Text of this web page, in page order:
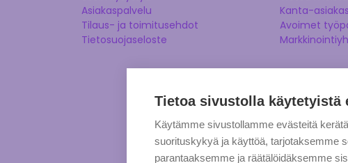
Asiakaspalvelu
Tilaus- ja toimitusehdot
Tietosuojaseloste
Kanta-
Avoimet
Tietoa sivustolla käytetyistä
Käytämme sivustollamme evästeitä
suorituskykyä ja käyttöä, tarjotaksemme
parantaaksemme ja räätälöidäksemme